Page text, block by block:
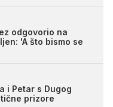
odgovorio na
'A što bismo se
i Petar s Dugog
prizore